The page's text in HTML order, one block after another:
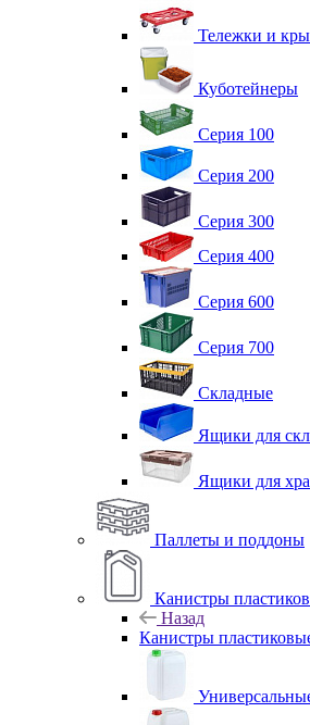
Тележки и
Куботейнеры
Серия 100
Серия 200
Серия 300
Серия 400
Серия 600
Серия 700
Складные
Ящики для
Ящики для
Паллеты и поддоны
Канистры
Назад
Канистры